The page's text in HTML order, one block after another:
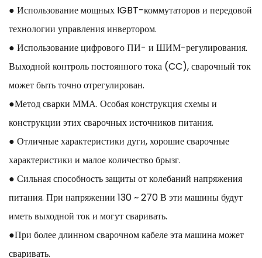
● Использование мощных IGBT-коммутаторов и передовой
технологии управления инвертором.
● Использование цифрового ПИ- и ШИМ-регулирования.
Выходной контроль постоянного тока (CC), сварочный ток
может быть точно отрегулирован.
●Метод сварки ММА. Особая конструкция схемы и
конструкции этих сварочных источников питания.
● Отличные характеристики дуги, хорошие сварочные
характеристики и малое количество брызг.
● Сильная способность защиты от колебаний напряжения
питания. При напряжении 130 ~ 270 В эти машины будут
иметь выходной ток и могут сваривать.
●При более длинном сварочном кабеле эта машина может
сваривать.